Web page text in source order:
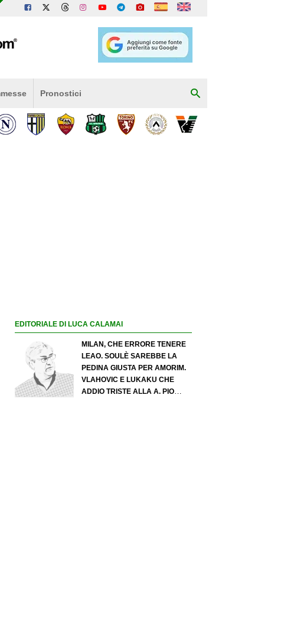
Pronostici
EDITORIALE DI LUCA CALAMAI
MILAN, CHE ERRORE TENERE
LEAO. SOULÈ SAREBBE LA
PEDINA GIUSTA PER AMORIM.
VLAHOVIC E LUKAKU CHE
ADDIO TRISTE ALLA A. PIO